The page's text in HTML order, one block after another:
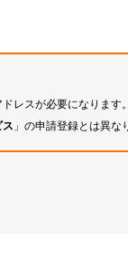
レスが必要になります。
ス 」の申請登録とは異な